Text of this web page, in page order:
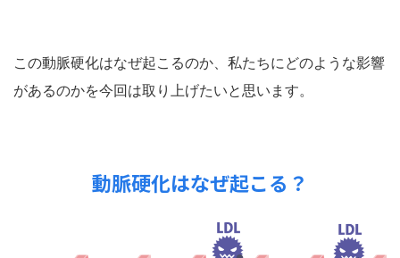
この動脈硬化はなぜ起こるのか、私たちにどのような影響
があるのかを今回は取り上げたいと思います。
動脈硬化はなぜ起こる？